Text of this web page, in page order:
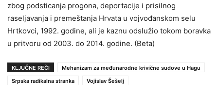
zbog podsticanja progona, deportacije i prisilnog
raseljavanja i premeštanja Hrvata u vojvođanskom selu
Hrtkovci, 1992. godine, ali je kaznu odslužio tokom boravka
u pritvoru od 2003. do 2014. godine. (Beta)
KLJUČNE REČI
Mehanizam za međunarodne krivične sudove u Hagu
Srpska radikalna stranka
Vojislav Šešelj